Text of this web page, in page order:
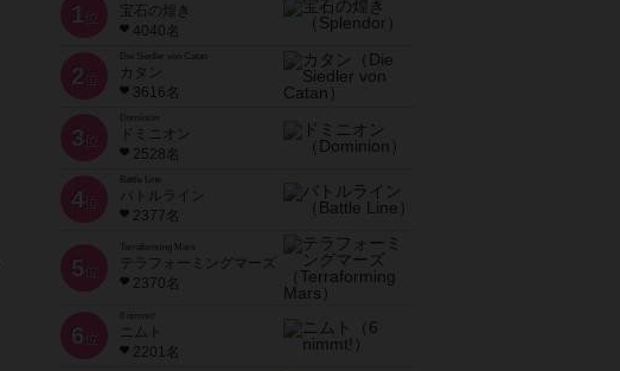
1 位
宝石の煌き
4040名
2 位
Die Siedler von Catan
カタン
3616名
3 位
ドミニオン
2528名
4位
Battle Line
バトルライン
2377名
5 位
Terraforming Mars
テラフォーミングマーズ
2370名
6 位
ニムト
2201名